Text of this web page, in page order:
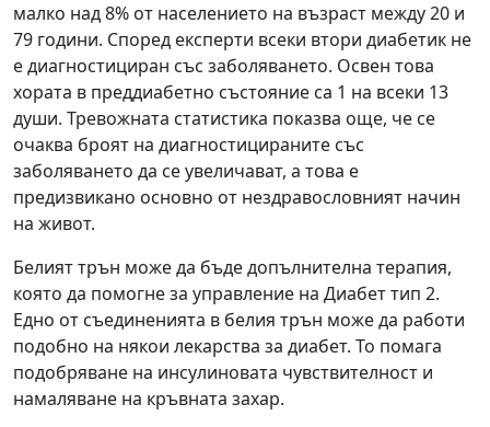
малко над 8% от населението на възраст между 20 и
79 години. Според експерти всеки втори диабетик не
е диагностициран със заболяването. Освен това
хората в преддиабетно състояние са 1 на всеки 13
души. Тревожната статистика показва още, че се
очаква броят на диагностицираните със
заболяването да се увеличават, а това е
предизвикано основно от нездравословният начин
на живот.
Белият трън може да бъде допълнителна терапия,
която да помогне за управление на Диабет тип 2.
Едно от съединенията в белия трън може да работи
подобно на някои лекарства за диабет. То помага
подобряване на инсулиновата чувствителност и
намаляване на кръвната захар.